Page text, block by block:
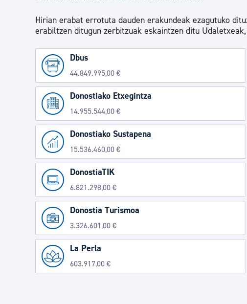
Hirian erabat errotuta dauden erakundeak ezagutuko
erabiltzen ditugun zerbitzuak eskaintzen ditu
Dbus
44.849.995,00 €
Donostiako Etxegintza
14.955.544,00 €
Donostiako Sustapena
15.536.460,00 €
DonostiaTIK
6.821.298,00 €
Donostia Turismoa
3.326.601,00 €
La Perla
603.917,00 €